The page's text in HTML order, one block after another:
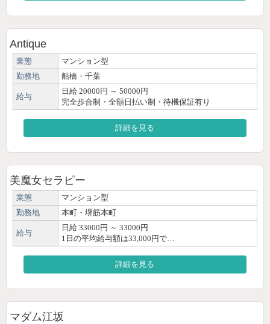
Antique
業態
マンション型
勤務地
船橋・千葉
給与
日給 20000円 ～ 50000円
完全歩合制・全額日払い制・待機保証有り
詳細を見る
美魔女セラピー
業態
マンション型
勤務地
本町・堺筋本町
給与
日給 33000円 ～ 33000円
1日の平均給与額は33,000円で…
詳細を見る
マダム江坂